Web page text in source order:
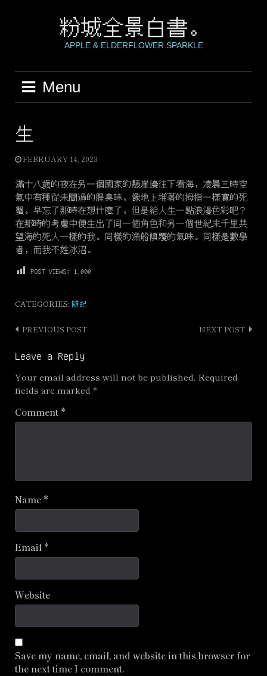
粉城全景白書。
APPLE & ELDERFLOWER SPARKLE
Menu
生
FEBRUARY 14, 2023
滿十八歲的夜在另一個國家的懸崖邊往下看海，凌晨三時空
氣中有種從未聞過的腥臭味，像地上堆著的拇指一樣寬的死
蟹。早忘了那時在想什麼了，但是給人生一點浪漫色彩吧？
在那時的考慮中便生出了同一個角色和另一個世紀末千里共
望海的死人一樣的我。同樣的漁船傾覆的氣味。同樣是數學
者，而我不姓冰沼。
POST VIEWS: 1,000
CATEGORIES: 隨記
Post
PREVIOUS POST NEXT POST
Leave a Reply
Your email address will not be published. Required
fields are marked *
Comment *
Name *
Email *
Website
Save my name, email, and website in this browser for
the next time I comment.